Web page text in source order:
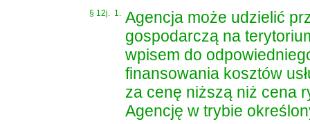
§ 12j. 1. Agencja może udzielić
gospodarczą na
wpisem do
finansowania kosztów
za cenę niższą niż cena
Agencję w trybie